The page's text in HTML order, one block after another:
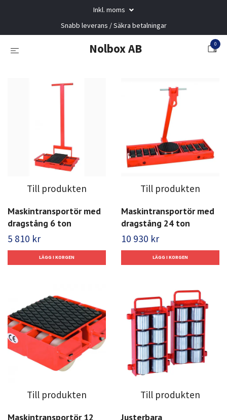
Inkl. moms
Snabb leverans / Säkra betalningar
Nolbox AB 0
Till produkten
Maskintransportör med
dragstång 6 ton
5 810 kr
Till produkten
Maskintransportör med
dragstång 24 ton
10 930 kr
Till produkten
Maskintransportör 12
Till produkten
Justerbara